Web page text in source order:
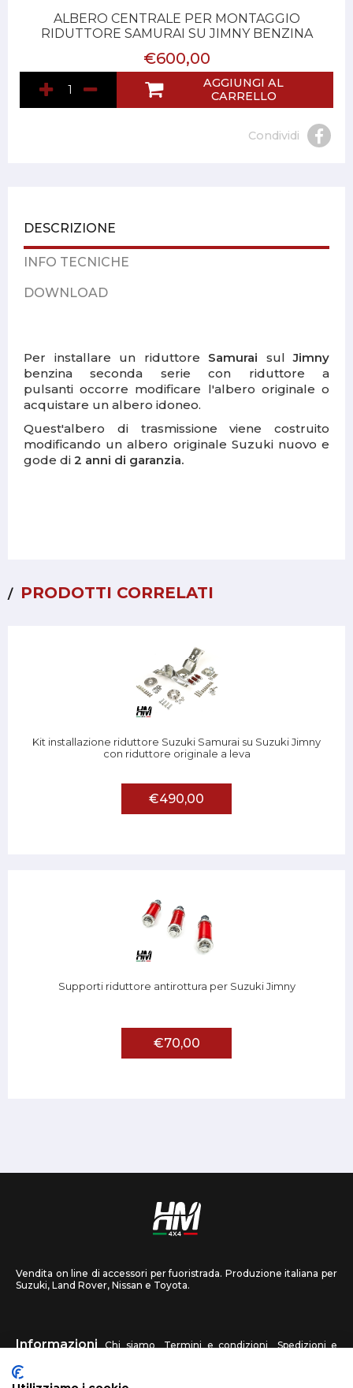
ALBERO CENTRALE PER MONTAGGIO
RIDUTTORE SAMURAI SU JIMNY BENZINA
€600,00
AGGIUNGI AL
CARRELLO
Condividi
DESCRIZIONE
INFO TECNICHE
DOWNLOAD
Per installare un riduttore Samurai sulJimny
benzina seconda serie con riduttore a
pulsanti occorre modificare l'albero originale o
acquistare un albero idoneo.
Quest'albero di trasmissione viene costruito
modificando un albero originale Suzuki nuovo e
gode di 2 anni di garanzia.
PRODOTTI CORRELATI
Kit installazione riduttore Suzuki Samurai su Suzuki Jimny
con riduttore originale a leva
€490,00
Supporti riduttore antirottura per Suzuki Jimny
€70,00
Vendita on line di accessori per fuoristrada. Produzione italiana per
Suzuki, Land Rover, Nissan e Toyota.
Informazioni Chi siamo Termini e condizioni
Spedizioni e
recessi